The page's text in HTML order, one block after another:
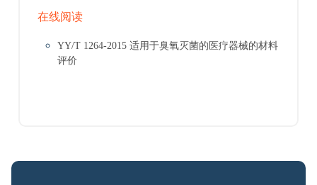
在线阅读
YY/T 1264-2015 适用于臭氧灭菌的医疗器械的材料
评价